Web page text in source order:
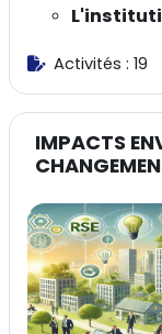
Activités : 19
IMPACTS